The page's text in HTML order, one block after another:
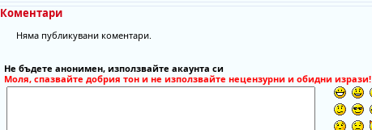
Коментари
Няма публикувани коментари.
Не бъдете анонимен, използвайте акаунта си
Моля, спазвайте добрия тон и не използвайте нецензурни и обидни изрази!